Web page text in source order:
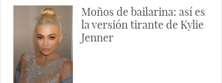
Moños de bailarina: así es
la versión tirante de Kylie
Jenner